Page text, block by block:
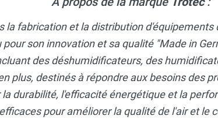
la fabrication et la distribution
pour son innovation et sa qualité "Made in
des déshumidificateurs, des
plus, destinés à répondre aux besoins des
durabilité, l'efficacité énergétique et la
pour améliorer la qualité de l'air et le